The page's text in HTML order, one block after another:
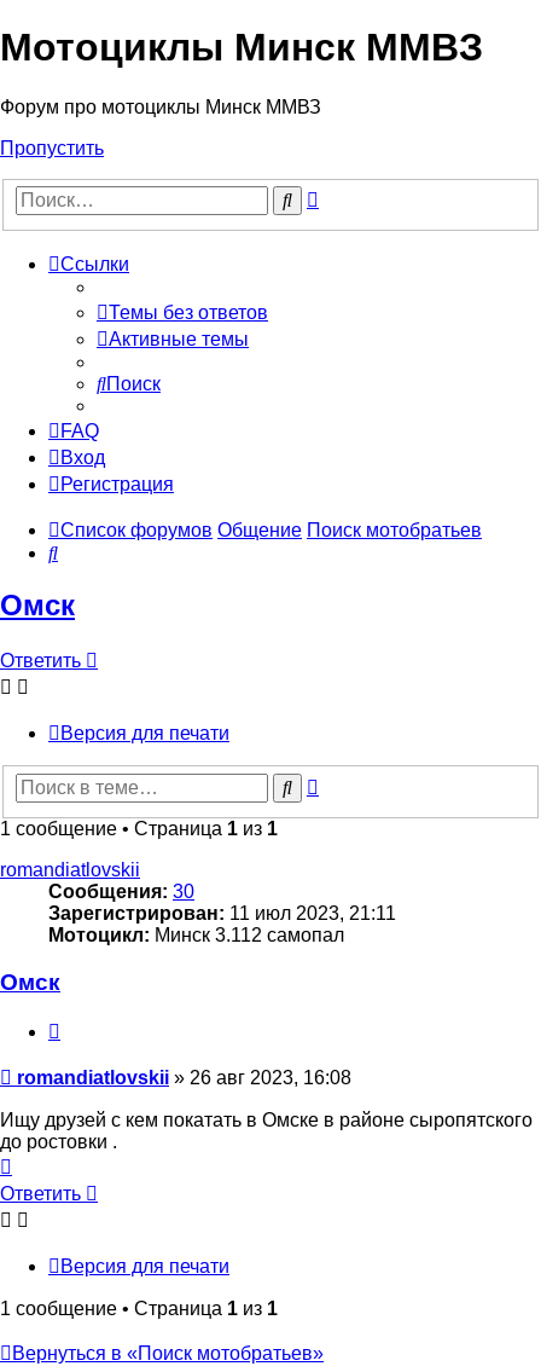
Мотоциклы Минск ММВЗ
Форум про мотоциклы Минск ММВЗ
Пропустить
Поиск
Ссылки
Темы без ответов
Активные темы
Поиск
FAQ
Вход
Регистрация
Список форумов Общение Поиск мотобратьев
Поиск
Омск
Ответить
Версия для печати
Поиск
1 сообщение • Страница 1 из 1
romandiatlovskii
Сообщения: 30
Зарегистрирован: 11 июл 2023, 21:11
Мотоцикл: Минск 3.112 самопал
Омск
Сообщение
romandiatlovskii » 26 авг 2023, 16:08
Ищу друзей с кем покатать в Омске в районе сыропятского
до ростовки .
к
началу
Ответить
Версия для печати
1 сообщение • Страница 1 из 1
Вернуться в «Поиск мотобратьев»